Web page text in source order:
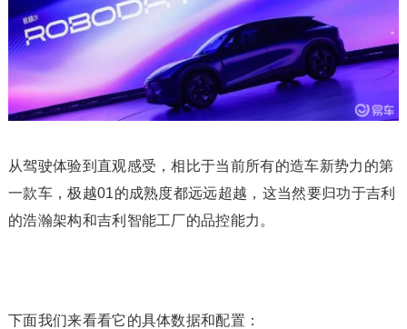
从驾驶体验到直观感受，相比于当前所有的造车新势力的第
一款车，极越01的成熟度都远远超越，这当然要归功于吉利
的浩瀚架构和吉利智能工厂的品控能力。‍‍‍‍‍‍
下面我们来看看它的具体数据和配置：